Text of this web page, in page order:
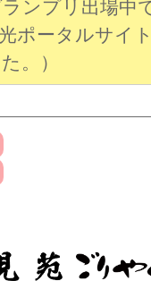
ンプリ出場中
ポータルサイ
。）